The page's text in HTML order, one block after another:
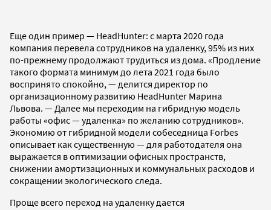
Еще один пример — HeadHunter: с марта 2020 года
компания перевела сотрудников на удаленку, 95% из них
по-прежнему продолжают трудиться из дома. «Продление
такого формата минимум до лета 2021 года было
воспринято спокойно, — делится директор по
организационному развитию HeadHunter Марина
Львова. — Далее мы переходим на гибридную модель
работы «офис — удаленка» по желанию сотрудников».
Экономию от гибридной модели собеседница Forbes
описывает как существенную — для работодателя она
выражается в оптимизации офисных пространств,
снижении амортизационных и коммунальных расходов и
сокращении экологического следа.
Проще всего переход на удаленку дается